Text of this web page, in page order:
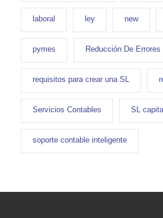
laboral ley new
pymes Reducción De Errores
requisitos para crear una SL
Servicios Contables SL
soporte contable inteligente